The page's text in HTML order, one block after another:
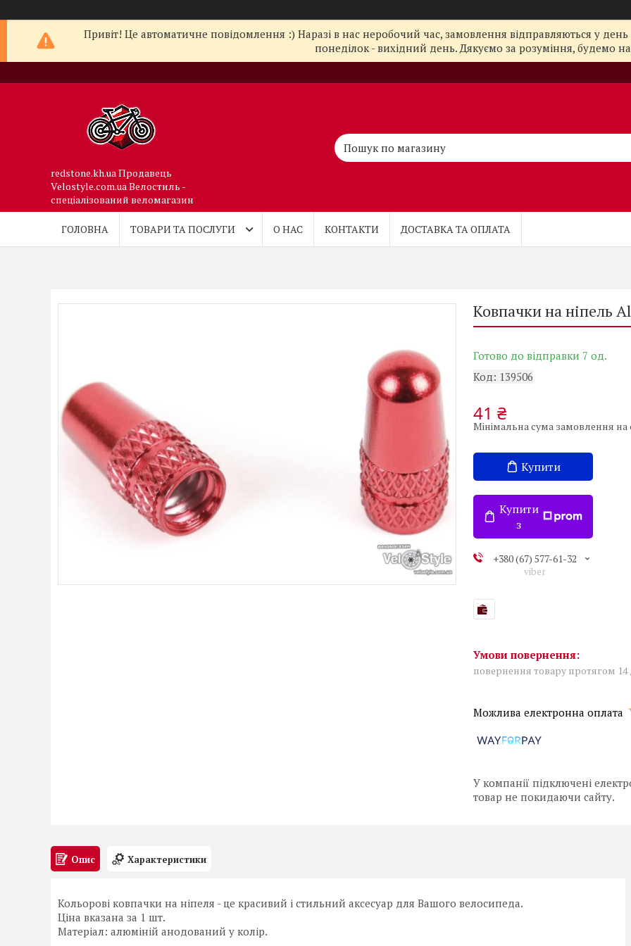
Привіт! Це автоматичне повідомлення :) Наразі в нас неробочий час, замовлення відправляються у
понеділок - вихідний день. Дякуємо за розуміння, будемо на
redstone.kh.ua Продавець
Velostyle.com.ua Велостиль -
спеціалізований веломагазин
ГОЛОВНА ТОВАРИ ТА ПОСЛУГИ О НАС КОНТАКТИ ДОСТАВКА ТА ОПЛАТА
Ковпачки на ніпель
Готово до відправки 7 од.
Код: 139506
41 ₴
Мінімальна сума замовлення на
Купити
Купити
з
+380 (67) 577-61-32
viber
повернення товару протягом 14
У компанії підключені
товар не покидаючи сайту.
Опис Характеристики
Кольорові ковпачки на ніпеля - це красивий і стильний аксесуар для Вашого велосипеда.
Ціна вказана за 1 шт.
Матеріал: алюміній анодований у колір.